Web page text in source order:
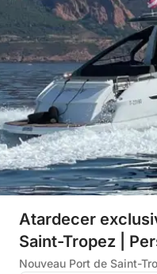
Atardecer
Saint-Tropez |
Nouveau Port de Saint-